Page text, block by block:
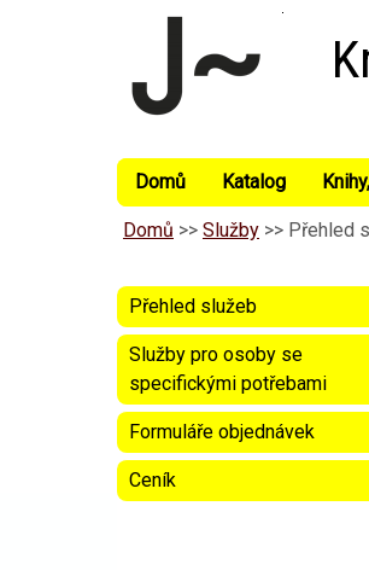
Domů Katalog
Domů >> Služby >> Přehled
Přehled služeb
Služby pro osoby se
specifickými potřebami
Formuláře objednávek
Ceník